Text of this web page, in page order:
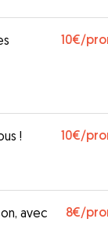
10€/
! 10€/
avec
8€/